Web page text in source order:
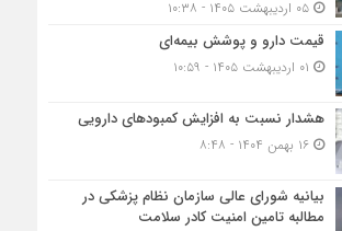
۰۵ اردیبهشت ۱۴۰۵ - ۱۰:۳۸
قیمت دارو و پوشش بیمه‌ای
هشدار نسبت به افزایش کمبودهای دارویی
۱۶ بهمن ۱۴۰۴ - ۸:۴۸
بیانیه شورای عالی سازمان نظام پزشکی در
مطالبه تامین امنیت کادر سلامت